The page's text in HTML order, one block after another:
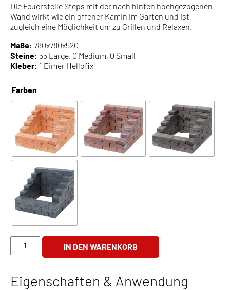
293,25€
Die Feuerstelle Steps mit der nach hinten hochgezogenen
Wand wirkt wie ein offener Kamin im Garten und ist
zugleich eine Möglichkeit um zu Grillen und Relaxen.
Maße: 780x780x520
Steine: 55 Large, 0 Medium, 0 Small
Kleber: 1 Eimer Hellofix
Farben
Feuerstelle
Steps
Menge
IN DEN WARENKORB
Eigenschaften & Anwendung